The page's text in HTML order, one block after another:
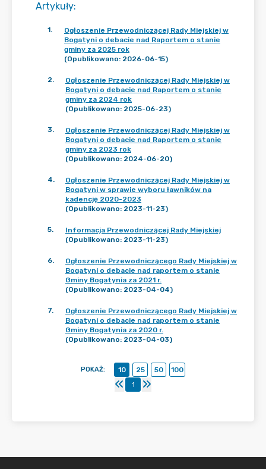
Artykuły:
1.
Ogłoszenie Przewodniczącej Rady Miejskiej w
Bogatyni o debacie nad Raportem o stanie
gminy za 2025 rok
(Opublikowano: 2026-06-15)
2.
Ogłoszenie Przewodniczącej Rady Miejskiej w
Bogatyni o debacie nad Raportem o stanie
gminy za 2024 rok
(Opublikowano: 2025-06-23)
3.
Ogłoszenie Przewodniczącej Rady Miejskiej w
Bogatyni o debacie nad Raportem o stanie
gminy za 2023 rok
(Opublikowano: 2024-06-20)
4.
Ogłoszenie Przewodniczącej Rady Miejskiej w
Bogatyni w sprawie wyboru ławników na
kadencję 2020-2023
(Opublikowano: 2023-11-23)
5.
Informacja Przewodniczącej Rady Miejskiej
(Opublikowano: 2023-11-23)
6.
Ogłoszenie Przewodniczącego Rady Miejskiej w
Bogatyni o debacie nad raportem o stanie
Gminy Bogatynia za 2021 r.
(Opublikowano: 2023-04-04)
7.
Ogłoszenie Przewodniczącego Rady Miejskiej w
Bogatyni o debacie nad raportem o stanie
Gminy Bogatynia za 2020 r.
(Opublikowano: 2023-04-03)
POKAŻ: 10 25 50
100
1